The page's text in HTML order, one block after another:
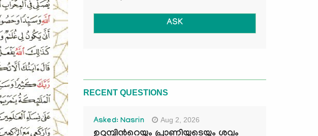
ASK
RECENT QUESTIONS
Asked: Nasrin Aug 2, 2026